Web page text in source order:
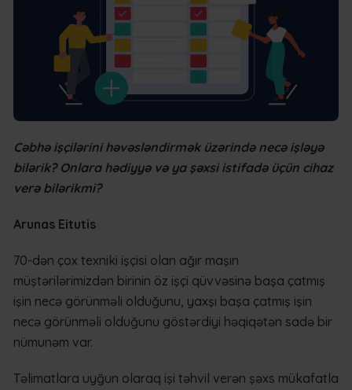
Cəbhə işçilərini həvəsləndirmək üzərində necə işləyə
bilərik? Onlara hədiyyə və ya şəxsi istifadə üçün cihaz
verə bilərikmi?
Arunas Eitutis
70-dən çox texniki işçisi olan ağır maşın
müştərilərimizdən birinin öz işçi qüvvəsinə başa çatmış
işin necə görünməli olduğunu, yaxşı başa çatmış işin
necə görünməli olduğunu göstərdiyi həqiqətən sadə bir
nümunəm var.
Təlimatlara uyğun olaraq işi təhvil verən şəxs mükafatla